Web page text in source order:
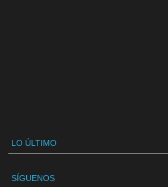
LO ÚLTIMO
SÍGUENOS